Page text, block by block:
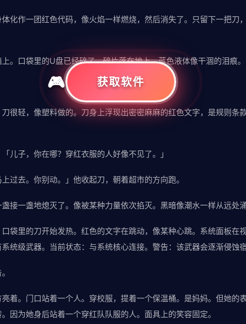
作一团红色代码，像火焰一样燃烧，然后消失了。只留下一把刀
口袋里的U盘已经碎了，碎片落在地上，蓝色液体像干涸的泪痕。
轻，像塑料做的。刀身上浮现出密密麻麻的红色文字，是规则条
子，你在哪？穿红衣服的人好像不见了。」
去。你别动。」他收起刀，朝着超市的方向跑。
一盏地熄灭了。像被某种力量依次掐灭。黑暗像潮水一样从远处涌
里的刀开始发热。红色的文字在跳动，像某种心跳。系统面板在
统级武器。当前状态：与系统核心连接。警告：该武器会逐渐侵蚀宿
。门口站着一个人。穿校服，提着一个保温桶。是妈妈。但她的
因为她身后站着一个穿红队队服的人。面具上的笑容固定。
获取软件